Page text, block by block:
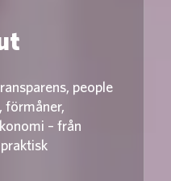
people
förmåner,
– från